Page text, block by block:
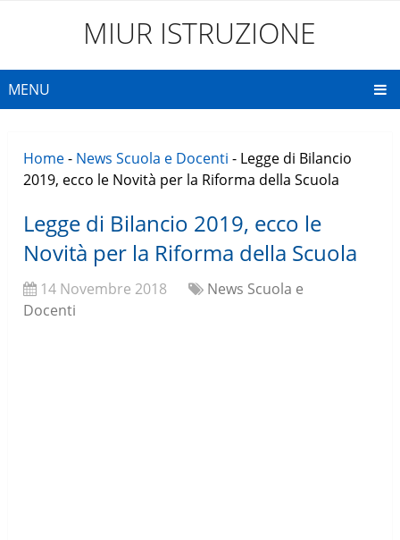
MIUR ISTRUZIONE
MENU
Home- News Scuola e Docenti - Legge di Bilancio
2019, ecco le Novità per la Riforma della Scuola
Legge di Bilancio 2019, ecco le
Novità per la Riforma della Scuola
14 Novembre 2018
News Scuola e
Docenti